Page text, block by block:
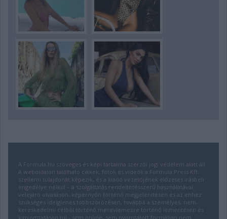
A Formula.hu szöveges és képi tartalma szerzői jogi védelem alatt áll.
A weboldalon található cikkek, fotók és videók a Formula Press Kft.
szellemi tulajdonát képezik, és a kiadó vezetőjének előzetes írásbeli
engedélye nélkül – a szolgáltatás rendeltetésszerű használatával
velejáró olvasáson, képernyőn történő megjelenítésen és az ehhez
szükséges ideiglenes többszörözésen, továbbá a személyes, nem-
kereskedelmi célból történő merevlemezre történő lementésen és
kinyomtatáson túl - sem online, sem nyomtatott formában nem